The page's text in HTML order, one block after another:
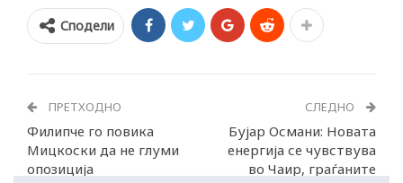
Сподели
ПРЕТХОДНО
Филипче го повика
Мицкоски да не глуми
опозиција
СЛЕДНО
Бујар Османи: Новата
енергија се чувствува
во Чаир, граѓаните